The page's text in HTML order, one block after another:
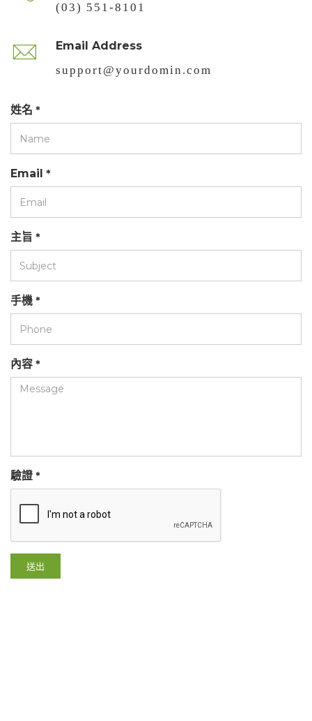
(03) 551-8101
Email Address
support@yourdomin.com
姓名 *
Email *
主旨 *
手機 *
內容 *
驗證 *
送出